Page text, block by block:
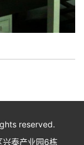
reserved.
兴泰产业园6栋